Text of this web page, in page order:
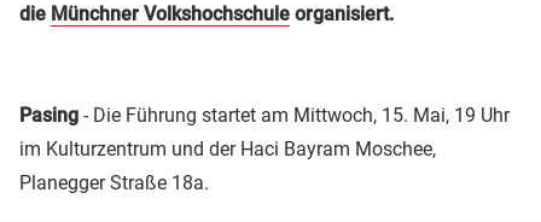
die Münchner Volkshochschule organisiert.
Pasing - Die Führung startet am Mittwoch, 15. Mai, 19 Uhr
im Kulturzentrum und der Haci Bayram Moschee,
Planegger Straße 18a.